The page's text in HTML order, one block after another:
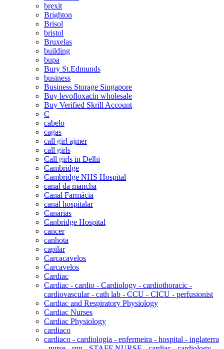
brexit
Brighton
Brisol
bristol
Bruxelas
building
bupa
Bury St.Edmunds
business
Business Storage Singapore
Buy levofloxacin wholesale
Buy Verified Skrill Account
C
cabelo
cagas
call girl ajmer
call girls
Call girls in Delhi
Cambridge
Cambridge NHS Hospital
canal da mancha
Canal Farmácia
canal hospitalar
Canarias
Canbridge Hospital
cancer
canhota
capilar
Carcacavelos
Carcavelos
Cardiac
Cardiac - cardio - Cardiology - cardiothoracic -
cardiovascular - cath lab - CCU - CICU - perfusionist
Cardiac and Respiratory Physiology
Cardiac Nurses
Cardiac Physiology
cardiaco
cardiaco - cardiologia - enfermeira - hospital - inglaterra